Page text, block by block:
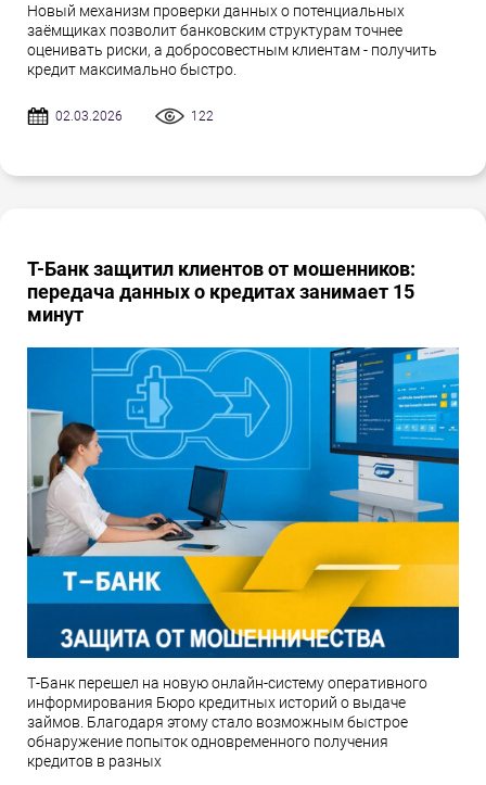
Новый механизм проверки данных о потенциальных
заёмщиках позволит банковским структурам точнее
оценивать риски, а добросовестным клиентам - получить
кредит максимально быстро.
02.03.2026 122
Т-Банк защитил клиентов от мошенников:
передача данных о кредитах занимает 15
минут
Т-Банк перешел на новую онлайн-систему оперативного
информирования Бюро кредитных историй о выдаче
займов. Благодаря этому стало возможным быстрое
обнаружение попыток одновременного получения
кредитов в разных